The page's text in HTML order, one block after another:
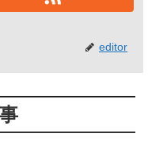
editor